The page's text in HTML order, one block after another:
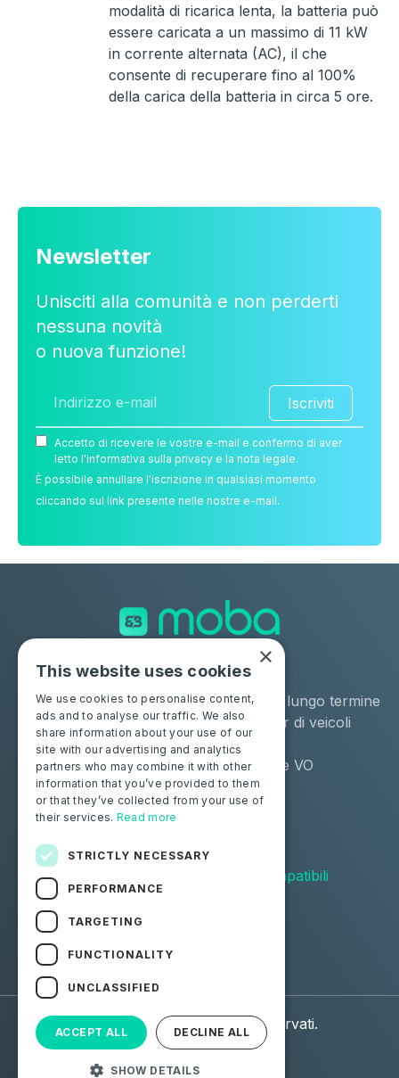
modalità di ricarica lenta, la batteria può
essere caricata a un massimo di 11 kW
in corrente alternata (AC), il che
consente di recuperare fino al 100%
della carica della batteria in circa 5 ore.
Newsletter
Unisciti alla comunità e non perderti
nessuna novità
o nuova funzione!
Iscriviti
Accetto di ricevere le vostre e-mail e confermo di aver
letto l'informativa sulla privacy e la nota legale.
È possibile annullare l'iscrizione in qualsiasi momento
cliccando sul link presente nelle nostre e-mail.
Soluzioni
Negozio
Moba Certify Pro
Industrie
Noleggio a lungo termine
Remarketer di veicoli
usati
Distributore VO
Privati Risorse
Veicoli compatibili
Seguici
Facebook
Linkedin
© 2026 Moba. Tutti i diritti riservati.
Dati personali (GDPR)
×
This website uses cookies
We use cookies to personalise content,
ads and to analyse our traffic. We also
share information about your use of our
site with our advertising and analytics
partners who may combine it with other
information that you’ve provided to them
or that they’ve collected from your use of
their services. Read more
STRICTLY NECESSARY
PERFORMANCE
TARGETING
FUNCTIONALITY
UNCLASSIFIED
ACCEPT ALL DECLINE ALL
SHOW DETAILS